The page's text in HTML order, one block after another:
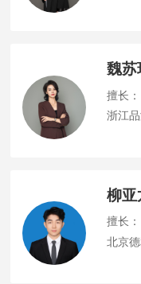
魏苏
擅长：
浙江
柳亚
擅长：
北京